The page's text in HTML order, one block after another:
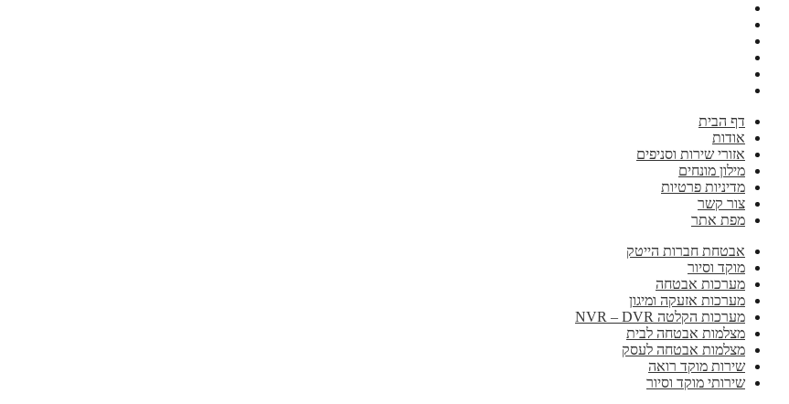
דף הבית
אודות
אזורי שירות וסניפים
מילון מונחים
מדיניות פרטיות
צור קשר
מפת אתר
אבטחת חברות הייטק
מוקד וסיור
מערכות אבטחה
מערכות אזעקה ומיגון
מערכות הקלטה NVR – DVR
מצלמות אבטחה לבית
מצלמות אבטחה לעסק
שירות מוקד רואה
שירותי מוקד וסיור